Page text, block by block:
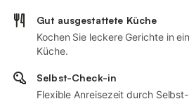
Gut ausgestattete Küche
Kochen Sie leckere Gerichte in
Küche.
Selbst-Check-in
Flexible Anreisezeit durch